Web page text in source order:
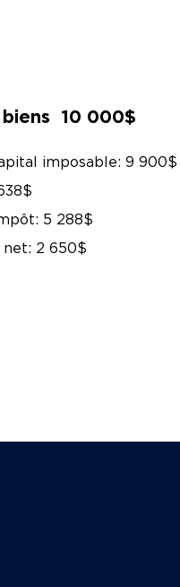
biens 10 000$
imposable: 9 900$
5 288$
net: 2 650$